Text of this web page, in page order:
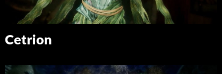
Cetrion